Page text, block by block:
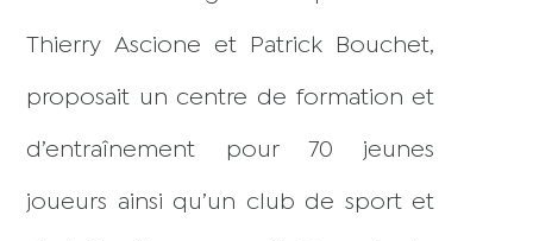
Thierry Ascione et Patrick Bouchet,
proposait un centre de formation et
d’entraînement pour 70 jeunes
joueurs ainsi qu’un club de sport et